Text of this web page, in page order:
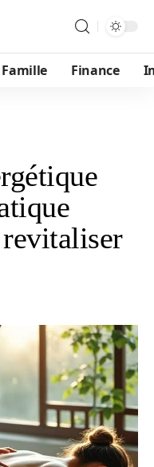
Famille Finance